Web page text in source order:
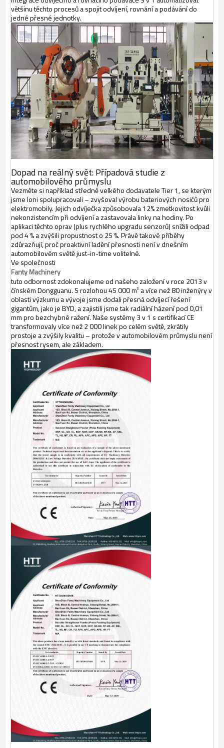
většinu těchto procesů a spojit odvíjení, rovnání a podávání do
jedné přesné jednotky.
Dopad na reálný svět: Případová studie z
automobilového průmyslu
Vezměte si například středně velkého dodavatele Tier 1, se kterým
jsme loni spolupracovali – zvyšoval výrobu bateriových nosičů pro
elektromobily. Jejich odvíječka způsobovala 12% zmetkovitost kvůli
nekonzistencím při odvíjení a zastavovala linky na hodiny. Po
aplikaci těchto oprav (plus rychlého upgradu senzorů) snížili odpad
pod 4 % a zvýšili propustnost o 25 %. Právě takové příběhy
zdůrazňují, proč proaktivní ladění přesnosti není v dnešním
automobilovém světě just-in-time volitelné.
Ve společnosti
Fanty Machinery
tuto odbornost zdokonalujeme od našeho založení v roce 2013 v
čínském Dongguanu. S rozlohou 45 000 m² a více než 80 inženýry v
oblasti výzkumu a vývoje jsme dodali přesná odvíjecí řešení
gigantům, jako je BYD, a zajistili jsme tak radiální házení pod 0,01
mm pro bezchybné ražení.Naše systémy 3 v 1 s certifikací CE
transformovaly více než 2 000 linek po celém světě, zkrátily
prostoje a zvýšily kvalitu – protože v automobilovém průmyslu není
přesnost rysem, ale základem.